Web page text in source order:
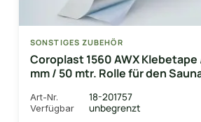
SONSTIGES ZUBEHÖR
Coroplast 1560 AWX
mm / 50 mtr. Rolle für den
Art-Nr. 18-201757
Verfügbar unbegrenzt